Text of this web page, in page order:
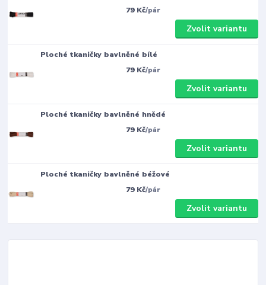
79 Kč/pár
Zvolit variantu
Ploché tkaničky bavlněné bílé
79 Kč/pár
Zvolit variantu
Ploché tkaničky bavlněné hnědé
79 Kč/pár
Zvolit variantu
Ploché tkaničky bavlněné béžové
79 Kč/pár
Zvolit variantu